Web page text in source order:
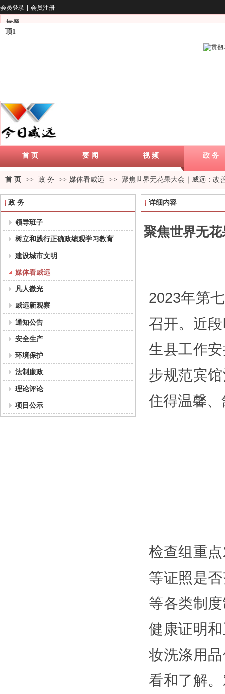
标题
顶1
会员登录 会员注册
首 页 要 闻 视 频 政 务
首 页 >> 政 务 >> 媒体看威远 >> 聚焦世界无花果大会｜威远：改
政 务
领导班子
树立和践行正确政绩观学习教育
建设城市文明
媒体看威远
凡人微光
威远新观察
通知公告
安全生产
环境保护
法制廉政
理论评论
项目公示
详细内容
聚焦世界无
2023年第
召开。近
生县工作
步规范宾
住得温馨
检查组重
等证照是
等各类制
健康证明
妆洗涤用
看和了解